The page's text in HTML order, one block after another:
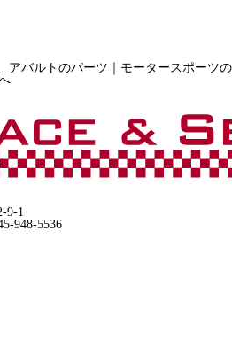
アバルトのパーツ｜モータースポーツの
9-1
948-5536